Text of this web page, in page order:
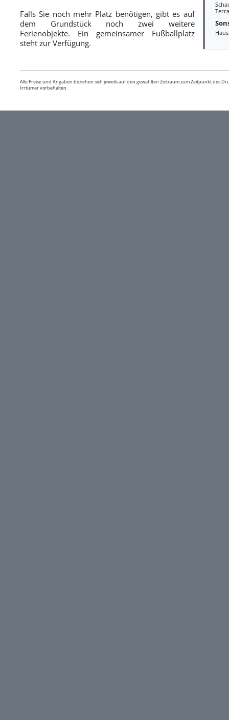
Falls Sie noch mehr Platz benötigen, gibt es auf
dem Grundstück noch zwei weitere
Ferienobjekte. Ein gemeinsamer Fußballplatz
steht zur Verfügung.
Alle Preise und Angaben beziehen sich jeweils auf den gewählten Zeitraum zum Zeitpunkt des
Irrtümer vorbehalten.